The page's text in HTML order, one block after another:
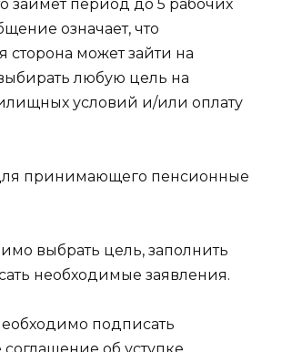
займет период до 5 рабочих
означает, что
может зайти на
любую цель на
условий и/или оплату
принимающего пенсионные
выбрать цель, заполнить
необходимые заявления.
подписать